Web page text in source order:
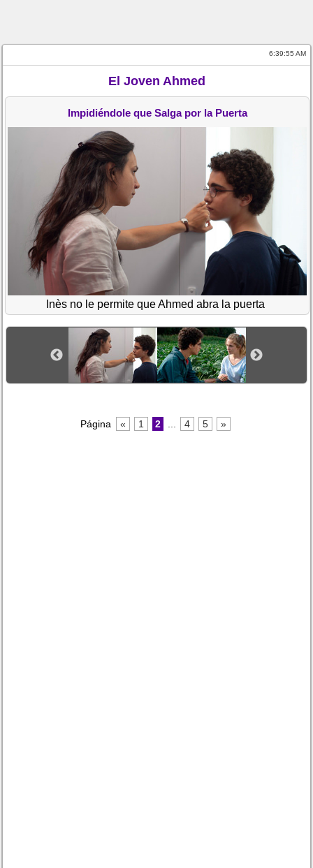
6:39:55 AM
El Joven Ahmed
Impidiéndole que Salga por la Puerta
Inès no le permite que Ahmed abra la puerta
Página « 1 2 4 5 »